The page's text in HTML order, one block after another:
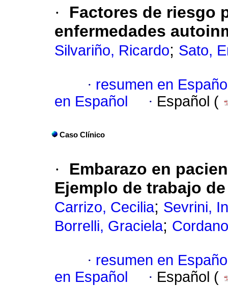
·
Factores de riesgo
enfermedades
Silvariño, Ricardo; Sato,
· resumen en
en Español
· Español (
Caso Clínico
·
Embarazo en
Ejemplo de trabajo
Carrizo, Cecilia; Sevrini,
Borrelli, Graciela;
· resumen en
en Español
· Español (